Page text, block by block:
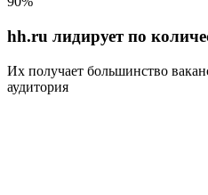
hh.ru лидирует по
Их получает большинство
аудитория